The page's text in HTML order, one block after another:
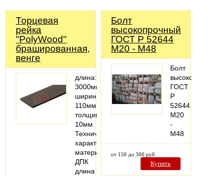
Торцевая
рейка
"PolyWood"
брашированная,
венге
длина:
3000мм;
ширина:
110мм;
толщина:
10мм
Технические
характеристики
материал:
ДПК
длина
Болт
высокопрочный
ГОСТ Р 52644
М20 - М48
Болт
высокопрочный
ГОСТ
Р
52644
М20
-
М48
от 150 до 300 руб
Купить